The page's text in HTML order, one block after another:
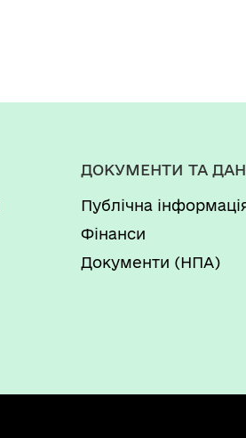
ДОКУМЕНТИ ТА
Публічна
Фінанси
Документи (НПА)